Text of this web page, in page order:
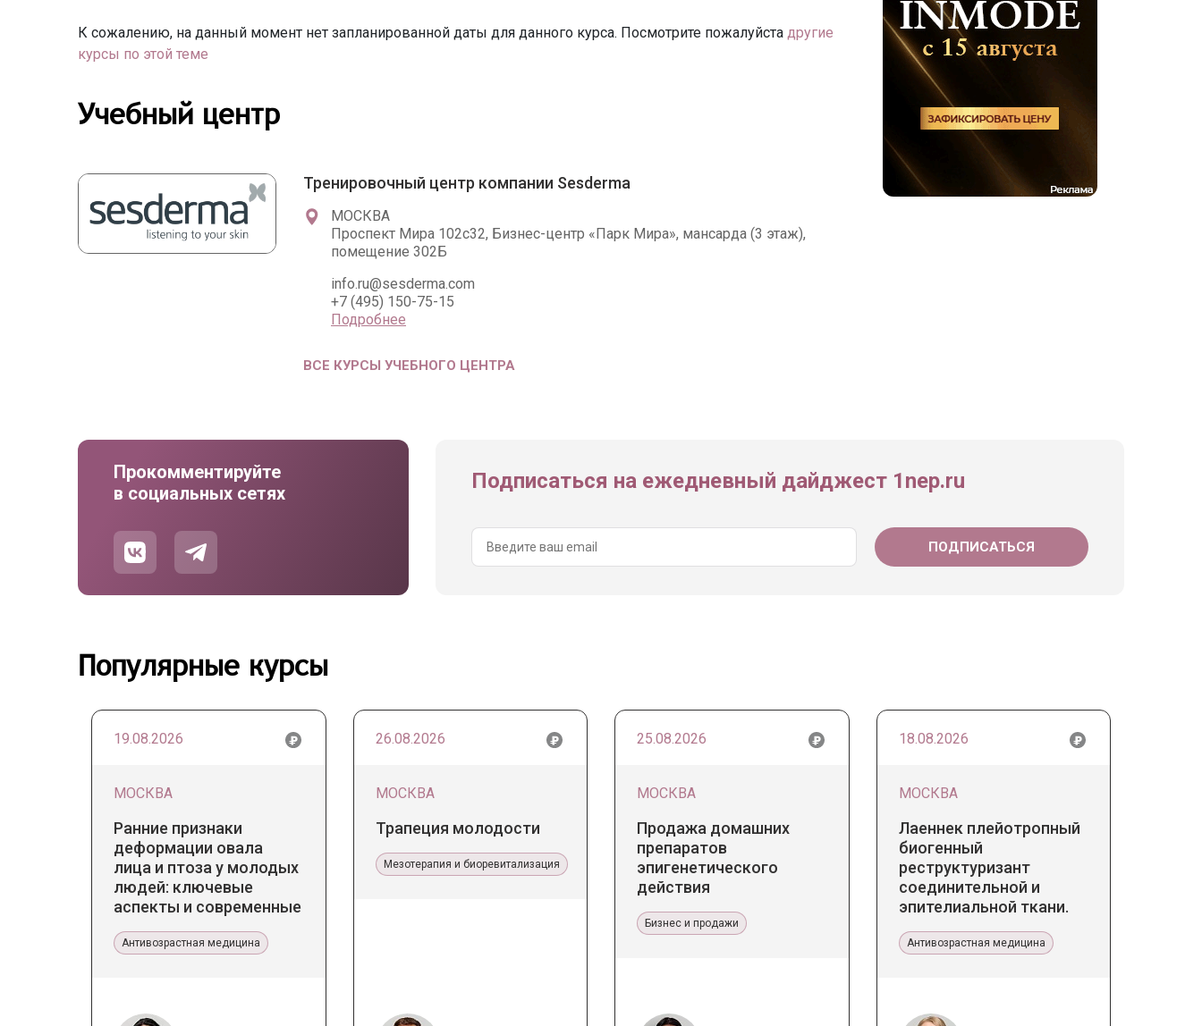
К сожалению, на данный момент нет запланированной даты для данного курса. Посмотрите пожалуйста другие
курсы по этой теме
Учебный центр
Тренировочный центр компании Sesderma
МОСКВА
Проспект Мира 102c32, Бизнес-центр «Парк Мира», мансарда (3 этаж),
помещение 302Б
info.ru@sesderma.com
+7 (495) 150-75-15
Подробнее
ВСЕ КУРСЫ УЧЕБНОГО ЦЕНТРА
Прокомментируйте
в социальных сетях
Подписаться на ежедневный дайджест 1nep.ru
Популярные курсы
19.08.2026
МОСКВА
Ранние признаки
деформации овала
лица и птоза у молодых
людей: ключевые
аспекты и современные
Антивозрастная медицина
26.08.2026
МОСКВА
Трапеция молодости
Мезотерапия и биоревитализация
25.08.2026
МОСКВА
Продажа домашних
препаратов
эпигенетического
действия
Бизнес и продажи
18.08.2026
МОСКВА
Лаеннек плейотропный
биогенный
реструктуризант
соединительной и
эпителиальной ткани.
эстетической медицине
Антивозрастная медицина